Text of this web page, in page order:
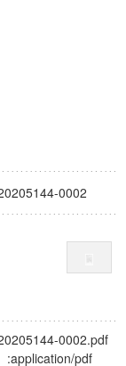
市民社会ガバナンス
論理と感性の先端的
超成熟社会発展のサ
0002
0002.pdf
:application/pdf